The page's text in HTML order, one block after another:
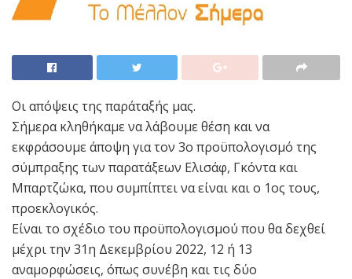
Οι απόψεις της παράταξής μας.
Σήμερα κληθήκαμε να λάβουμε θέση και να
εκφράσουμε άποψη για τον 3ο προϋπολογισμό της
σύμπραξης των παρατάξεων Ελισάφ, Γκόντα και
Μπαρτζώκα, που συμπίπτει να είναι και ο 1ος τους,
προεκλογικός.
Είναι το σχέδιο του προϋπολογισμού που θα δεχθεί
μέχρι την 31η Δεκεμβρίου 2022, 12 ή 13
αναμορφώσεις, όπως συνέβη και τις δύο